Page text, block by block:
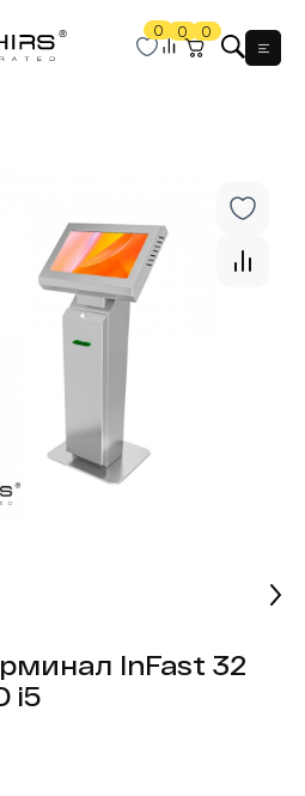
0 0 0
InFast 32
i5